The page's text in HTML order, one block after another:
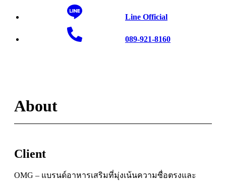
Line Official
089-921-8160
About
Client
OMG – แบรนด์อาหารเสริมที่มุ่งเน้นความซื่อตรงและ